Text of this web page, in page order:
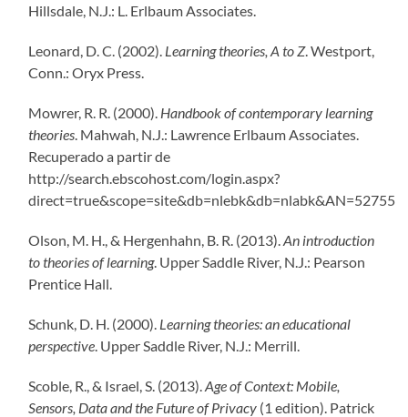
Hillsdale, N.J.: L. Erlbaum Associates.
Leonard, D. C. (2002). Learning theories, A to Z. Westport,
Conn.: Oryx Press.
Mowrer, R. R. (2000). Handbook of contemporary learning
theories . Mahwah, N.J.: Lawrence Erlbaum Associates.
Recuperado a partir de
http://search.ebscohost.com/login.aspx?
direct=true&scope=site&db=nlebk&db=nlabk&AN=52755
Olson, M. H., & Hergenhahn, B. R. (2013).An introduction
to theories of learning. Upper Saddle River, N.J.: Pearson
Prentice Hall.
Schunk, D. H. (2000). Learning theories: an educational
perspective . Upper Saddle River, N.J.: Merrill.
Scoble, R., & Israel, S. (2013).Age of Context: Mobile,
Sensors, Data and the Future of Privacy (1 edition). Patrick